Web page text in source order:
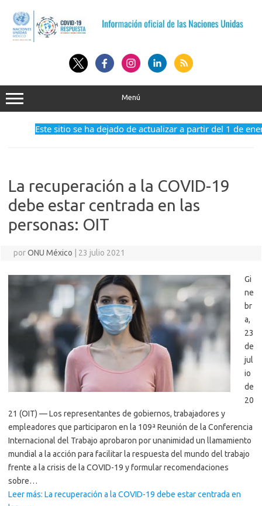
contenido
Menú
Este sitio se ha dejado de actualizar a partir del 1 de enero
La recuperación a la COVID-19
debe estar centrada en las
personas: OIT
porONU México 23 julio 2021
Gi
ne
br
a,
23
de
jul
io
de
20
21 (OIT) — Los representantes de gobiernos, trabajadores y
empleadores que participaron en la 109ª Reunión de la Conferencia
Internacional del Trabajo aprobaron por unanimidad un llamamiento
mundial a la acción para facilitar la respuesta del mundo del trabajo
frente a la crisis de la COVID-19 y formular recomendaciones
sobre…
Leer más: La recuperación a la COVID-19 debe estar centrada en